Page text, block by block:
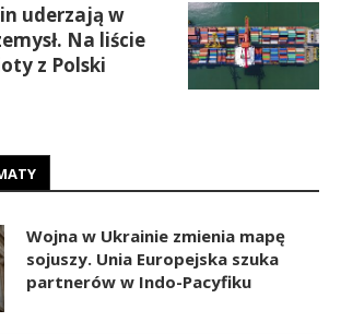
uderzają w
Na liście
z Polski
Wojna w Ukrainie zmienia mapę
sojuszy. Unia Europejska szuka
partnerów w Indo-Pacyfiku